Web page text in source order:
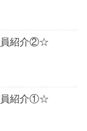
員紹介②☆
員紹介①☆